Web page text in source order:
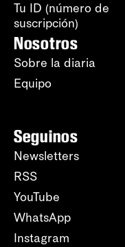
Tu ID (número de
suscripción)
Nosotros
Sobre la diaria
Equipo
Seguinos
Newsletters
RSS
YouTube
WhatsApp
Instagram